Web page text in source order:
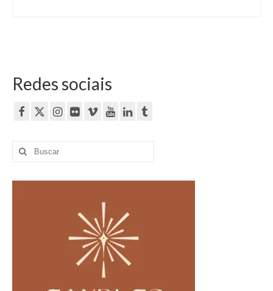
Redes sociais
Buscar
por: